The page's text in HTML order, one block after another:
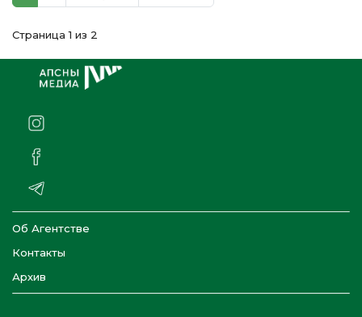
Страница 1 из 2
Об Агентстве
Контакты
Архив